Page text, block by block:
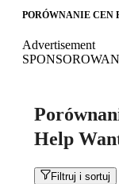
PORÓWNANIE CEN
Advertisement
Help
Filtruj i sortuj